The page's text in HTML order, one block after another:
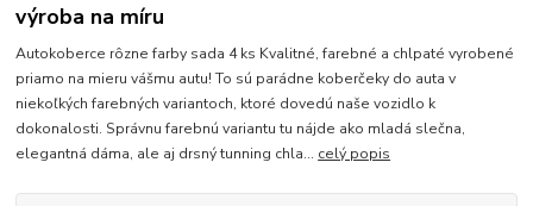
výroba na míru
Autokoberce rôzne farby sada 4 ks Kvalitné, farebné a chlpaté vyrobené
priamo na mieru vášmu autu! To sú parádne koberčeky do auta v
niekoľkých farebných variantoch, ktoré dovedú naše vozidlo k
dokonalosti. Správnu farebnú variantu tu nájde ako mladá slečna,
elegantná dáma, ale aj drsný tunning chla... celý popis